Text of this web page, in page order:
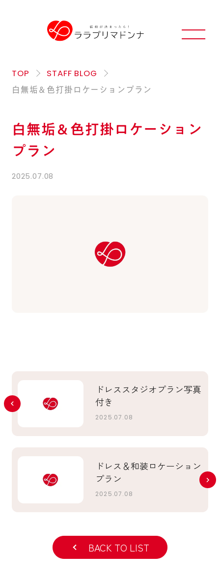
TOP STAFF BLOG
白無垢＆色打掛ロケーションプラン
白無垢＆色打掛ロケーション
プラン
2025.07.08
ドレススタジオプラン写真
付き
2025.07.08
ドレス＆和装ロケーション
プラン
2025.07.08
BACK TO LIST